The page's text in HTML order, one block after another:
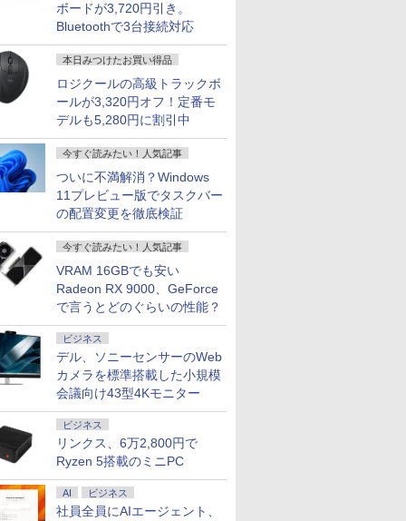
ボードが3,720円引き。
Bluetoothで3台接続対応
本日みつけたお買い得品
ロジクールの高級トラックボ
ールが3,320円オフ！定番モ
デルも5,280円に割引中
今すぐ読みたい！人気記事
ついに不満解消？Windows
11プレビュー版でタスクバー
の配置変更を徹底検証
今すぐ読みたい！人気記事
VRAM 16GBでも安い
Radeon RX 9000、GeForce
で言うとどのぐらいの性能？
ビジネス
デル、ソニーセンサーのWeb
カメラを標準搭載した小規模
会議向け43型4Kモニター
ビジネス
リンクス、6万2,800円で
Ryzen 5搭載のミニPC
AI ビジネス
社員全員にAIエージェント、